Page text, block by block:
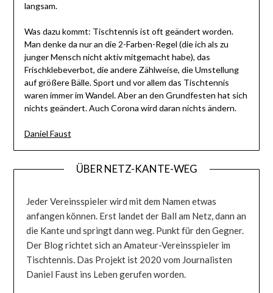
langsam.
Was dazu kommt: Tischtennis ist oft geändert worden.
Man denke da nur an die 2-Farben-Regel (die ich als zu
junger Mensch nicht aktiv mitgemacht habe), das
Frischklebeverbot, die andere Zählweise, die Umstellung
auf größere Bälle. Sport und vor allem das Tischtennis
waren immer im Wandel. Aber an den Grundfesten hat sich
nichts geändert. Auch Corona wird daran nichts ändern.
Daniel Faust
ÜBER NETZ-KANTE-WEG
Jeder Vereinsspieler wird mit dem Namen etwas
anfangen können. Erst landet der Ball am Netz, dann an
die Kante und springt dann weg. Punkt für den Gegner.
Der Blog richtet sich an Amateur-Vereinsspieler im
Tischtennis. Das Projekt ist 2020 vom Journalisten
Daniel Faust ins Leben gerufen worden.